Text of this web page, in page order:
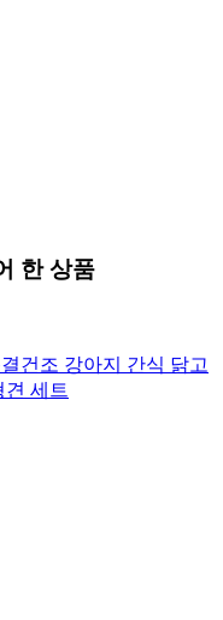
한 상품
건조 강아지 간식 닭고
세트